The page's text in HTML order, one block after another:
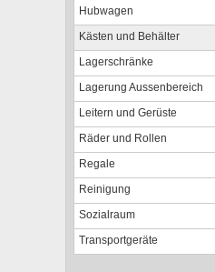
Hubwagen
Kästen und Behälter
Lagerschränke
Lagerung Aussenbereich
Leitern und Gerüste
Räder und Rollen
Regale
Reinigung
Sozialraum
Transportgeräte